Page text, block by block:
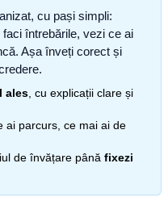
cu pași simpli:
întrebările, vezi ce ai
Așa înveți corect și
ales , cu explicații clare și
ai parcurs, ce mai ai de
de învățare până fixezi